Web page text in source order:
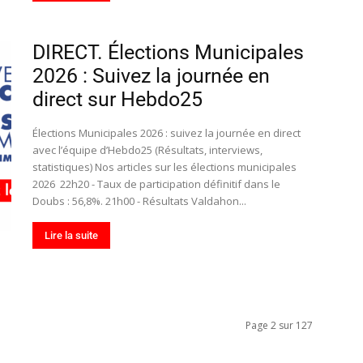
DIRECT. Élections Municipales
2026 : Suivez la journée en
direct sur Hebdo25
Élections Municipales 2026 : suivez la journée en direct
avec l’équipe d’Hebdo25 (Résultats, interviews,
statistiques) Nos articles sur les élections municipales
2026 22h20 - Taux de participation définitif dans le
Doubs : 56,8%. 21h00 - Résultats Valdahon...
Lire la suite
Page 2 sur 127